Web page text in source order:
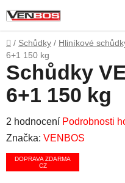
na
obsah
Domů
/ Schůdky / Hliníkové
6+1 150 kg
Schůdky
6+1 150 kg
Průměrné
hodnocení
produktu
je
2 hodnocení Podrobnosti
Značka: VENBOS
DOPRAVA ZDARMA
CZ